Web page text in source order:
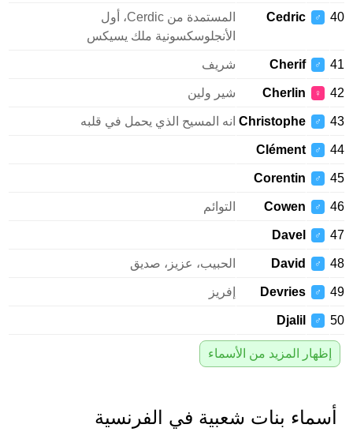
40
♂
Cedric
المستمدة من Cerdic، أول
الأنجلوسكسونية ملك يسيكس
41
♂
Cherif شريف
42
♀
Cherlin شير ولين
43
♂
Christophe انه المسيح الذي يحمل في قلبه
44
♂
Clément
45
♂
Corentin
46
♂
Cowen التوائم
47
♂
Davel
48
♂
David الحبيب، عزيز، صديق
49
♂
Devries إفريز
50
♂
Djalil
إظهار المزيد من الأسماء
أسماء بنات شعبية في الفرنسية